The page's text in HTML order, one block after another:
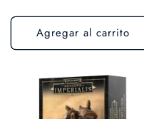
Agregar al carrito